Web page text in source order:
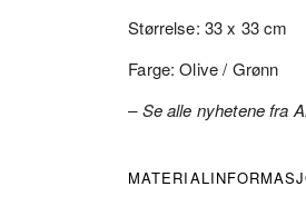
Størrelse: 33 x 33 cm
Farge: Olive / Grønn
– Se alle nyhetene fra